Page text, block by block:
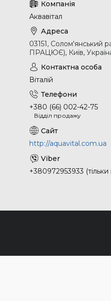
Аквавітал
03151,
ПРАЦЮЄ), Київ,
Віталій
+380 (66) 002-42-75
Відділ продажу
http://aquavital.com.ua
+380972953933